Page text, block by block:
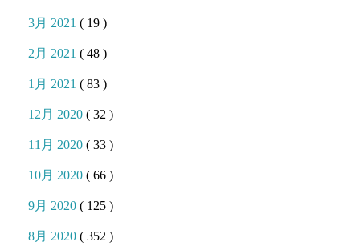
3月 2021( 19 )
2月 2021( 48 )
1月 2021( 83 )
12月 2020( 32 )
11月 2020( 33 )
10月 2020( 66 )
9月 2020( 125 )
8月 2020( 352 )